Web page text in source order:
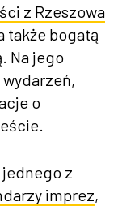
z Rzeszowa
także bogatą
Na jego
o
jednego z
imprez,